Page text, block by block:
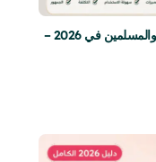
أفضل مواقع التعارف والزواج الحلال للعرب والمسلمين في 2026 –